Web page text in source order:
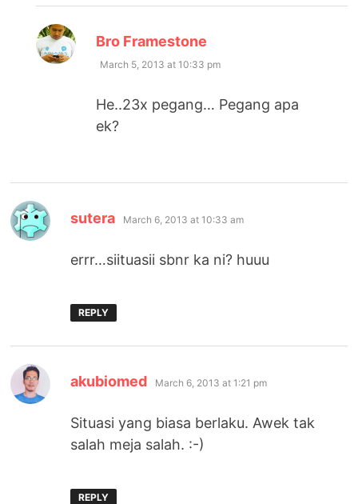
Bro Framestone
March 5, 2013 at 10:33 pm
He..23x pegang… Pegang apa
ek?
sutera says:
March 6, 2013 at 10:33 am
errr…siituasii sbnr ka ni? huuu
REPLY
akubiomed says:
March 6, 2013 at 1:21 pm
Situasi yang biasa berlaku. Awek tak
salah meja salah. :-)
REPLY